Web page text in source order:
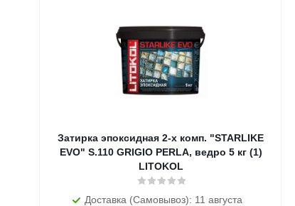
Затирка эпоксидная 2-х комп. "STARLIKE
EVO" S.110 GRIGIO PERLA, ведро 5 кг (1)
LITOKOL
Доставка (Самовывоз): 11 августа